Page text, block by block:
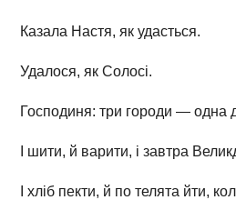
Казала Настя, як удасться.
Удалося, як Солосі.
Господиня: три городи — одна
І шити, й варити, і завтра
І хліб пекти, й по телята йти,